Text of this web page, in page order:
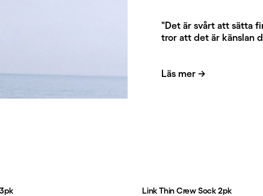
"Det är svårt att sätta
tror att det är känslan
Läs mer →
Link Thin Crew Sock 2pk